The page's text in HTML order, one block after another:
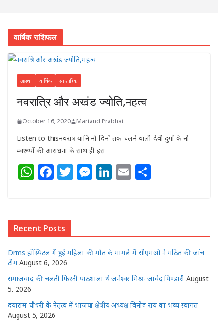
वार्षिक राशिफल
आस्था वार्षिक साप्ताहिक
नवरात्रि और अखंड ज्योति,महत्व
October 16, 2020 Martand Prabhat
Listen to thisनवरात्र यानि नौ दिनों तक चलने वाली देवी दुर्गा के नौ
स्वरूपों की आराधना के साथ ही इस
W
s
A
p
p
F
e
b
o
o
k
T
r
M
n
g
r
Li
dI
n
E
Recent Posts
Drms हॉस्पिटल में हुई महिला की मौत के मामले में सीएमओ ने गठित की जांच
टीम August 6, 2026
समाजवाद की चलती फिरती पाठशाला थे जनेश्वर मिश्र- जावेद पिण्डारी August
5, 2026
दयाराम चौधरी के नेतृत्व में भाजपा क्षेत्रीय अध्यक्ष विनोद राय का भव्य स्वागत
August 5, 2026